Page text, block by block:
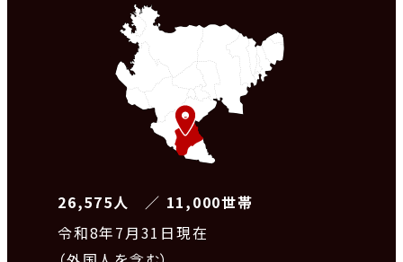
26,575人 ／ 11,000世帯
令和8年7月31日現在